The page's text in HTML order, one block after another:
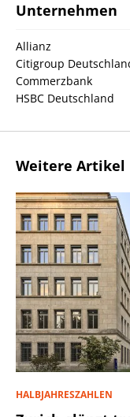
Unternehmen
Allianz
Citigroup
Commerzbank
HSBC Deutschland
Weitere Artikel
HALBJAHRESZAHLEN